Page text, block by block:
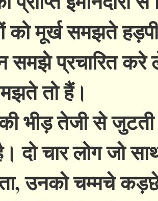
को मूर्ख समझते
समझे प्रचारित
तो हैं।
भीड़ तेजी से
दो चार लोग जो
उनको चम्मचे